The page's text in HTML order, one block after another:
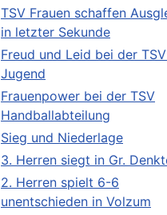
TSV Frauen schaffen
in letzter Sekunde
Freud und Leid bei der
Jugend
Frauenpower bei der TSV
Handballabteilung
Sieg und Niederlage
3. Herren siegt in Gr.
2. Herren spielt 6-6
unentschieden in Volzum